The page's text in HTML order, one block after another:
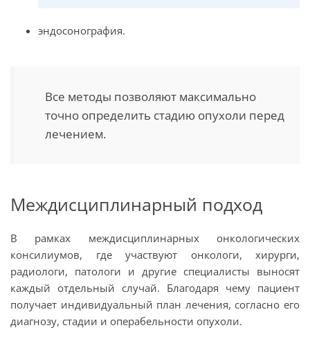
эндосонография.
Все методы позволяют максимально
точно определить стадию опухоли перед
лечением.
Междисциплинарный подход
В рамках междисциплинарных онкологических
консилиумов, где участвуют онкологи, хирурги,
радиологи, патологи и другие специалисты выносят
каждый отдельный случай. Благодаря чему пациент
получает индивидуальный план лечения, согласно его
диагнозу, стадии и операбельности опухоли.